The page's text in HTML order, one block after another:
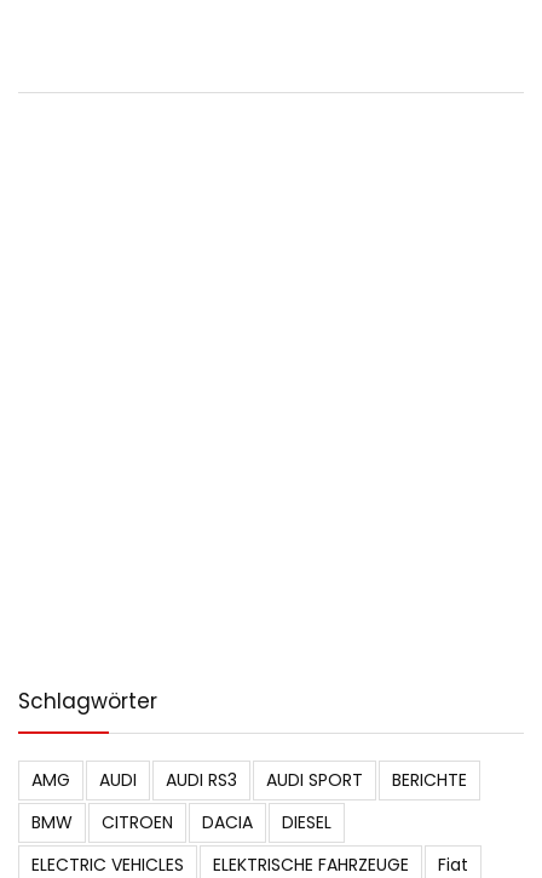
Schlagwörter
AMG AUDI AUDI RS3 AUDI SPORT
BERICHTE
BMW
CITROEN DACIA
DIESEL
ELECTRIC VEHICLES
ELEKTRISCHE FAHRZEUGE
Fiat